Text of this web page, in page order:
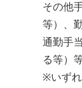
その他
等）、
通勤手
る等）
※いず